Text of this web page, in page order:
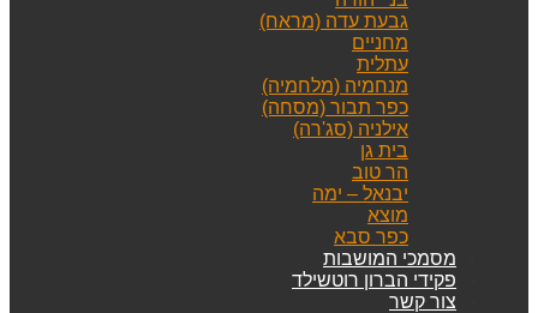
גבעת עדה (מראח)
מחניים
עתלית
מנחמיה (מלחמיה)
כפר תבור (מסחה)
אילניה (סג'רה)
בית גן
הר טוב
יבנאל – ימה
מוצא
כפר סבא
מסמכי המושבות
פקידי הברון רוטשילד
צור קשר